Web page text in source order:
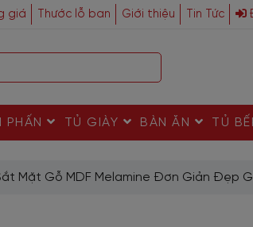
giá Thước lỗ ban Giới thiệu Tin Tức
PHẤN TỦ GIÀY BÀN ĂN TỦ
Mặt Gỗ MDF Melamine Đơn Giản Đẹp